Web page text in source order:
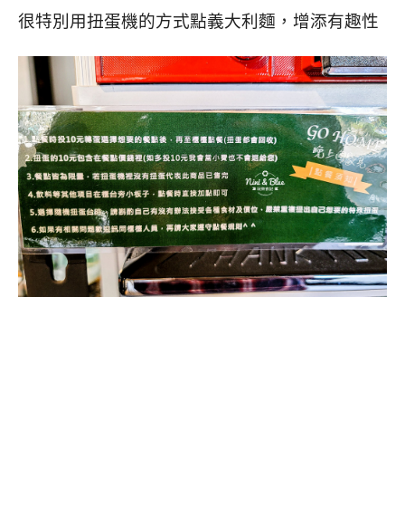
很特別用扭蛋機的方式點義大利麵，增添有趣性